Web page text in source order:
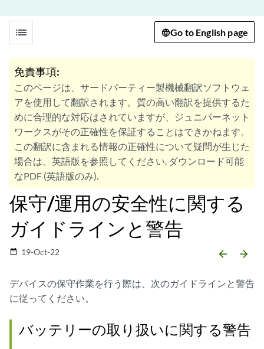
list Go to English page
免責事項:
このページは、サードパーティー製機械翻訳ソフトウェ
アを使用して翻訳されます。質の高い翻訳を提供するた
めに合理的な対応はされていますが、ジュニパーネット
ワークスがその正確性を保証することはできかねます。
この翻訳に含まれる情報の正確性について疑問が生じた
場合は、英語版を参照してください. ダウンロード可能
なPDF (英語版のみ).
保守/運用の安全性に関する
ガイドラインと警告
date_range 19-Oct-22 arrow_backward arrow_forward
デバイスの保守作業を行う際は、次のガイドラインと警告
に従ってください。
バッテリーの取り扱いに関する警告